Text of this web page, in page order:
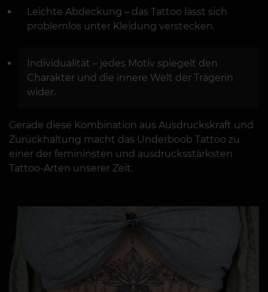
Leichte Abdeckung – das Tattoo lässt sich
problemlos unter Kleidung verstecken.
Individualität – jedes Motiv spiegelt den
Charakter und die innere Welt der Trägerin
wider.
Gerade diese Kombination aus Ausdruckskraft und
Zurückhaltung macht das Underboob Tattoo zu
einer der femininsten und ausdrucksstärksten
Tattoo-Arten unserer Zeit.